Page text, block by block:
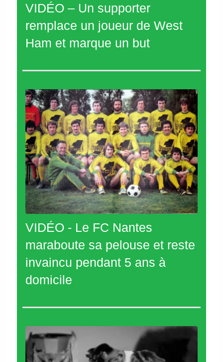
VIDÉO – Un supporter
remplace un joueur de West
Ham et marque un but
VIDÉO - Le FC Nantes
maraboute sa pelouse et reste
invaincu pendant 5 ans à
domicile